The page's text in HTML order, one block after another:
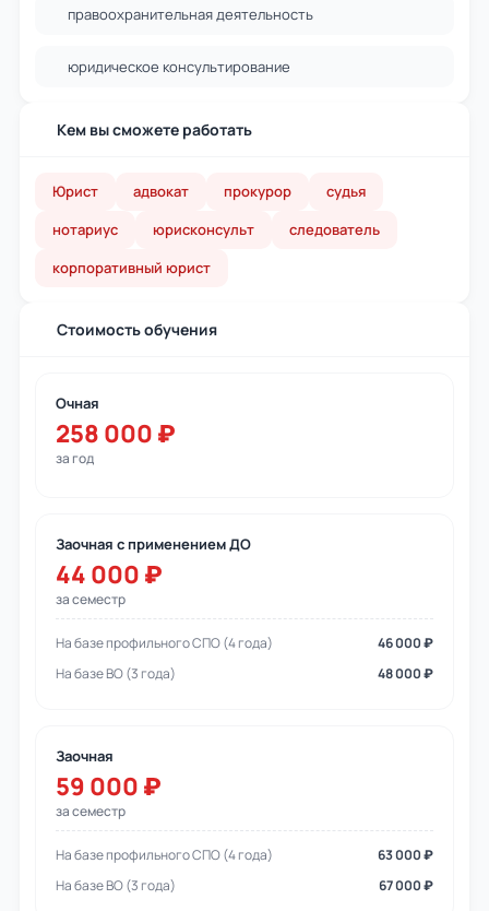
правоохранительная деятельность
юридическое консультирование
Кем вы сможете работать
Юрист адвокат прокурор
судья
нотариус
юрисконсульт
следователь
корпоративный юрист
Стоимость обучения
Очная
258 000 ₽
за год
Заочная с применением ДО
44 000 ₽
за семестр
На базе профильного СПО (4 года)
46 000 ₽
На базе ВО (3 года)
48 000 ₽
Заочная
59 000 ₽
за семестр
На базе профильного СПО (4 года)
63 000 ₽
На базе ВО (3 года)
67 000 ₽